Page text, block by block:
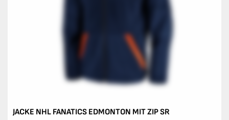
JACKE NHL FANATICS EDMONTON MIT ZIP SR